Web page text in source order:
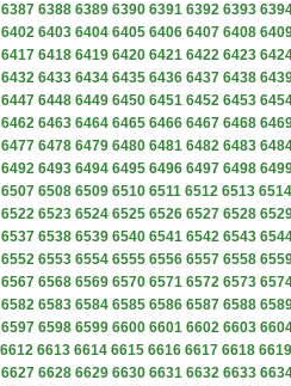
6387 6388 6389 6390 6391 6392 6393
6402 6403 6404 6405 6406 6407 6408
6417 6418 6419 6420 6421 6422 6423
6432 6433 6434 6435 6436 6437 6438
6447 6448 6449 6450 6451 6452 6453
6462 6463 6464 6465 6466 6467 6468
6477 6478 6479 6480 6481 6482 6483
6492 6493 6494 6495 6496 6497 6498
6507 6508 6509 6510 6511 6512 6513 6514
6522 6523 6524 6525 6526 6527 6528
6537 6538 6539 6540 6541 6542 6543
6552 6553 6554 6555 6556 6557 6558
6567 6568 6569 6570 6571 6572 6573
6582 6583 6584 6585 6586 6587 6588
6597 6598 6599 6600 6601 6602 6603
6612 6613 6614 6615 6616 6617 6618 6619
6627 6628 6629 6630 6631 6632 6633